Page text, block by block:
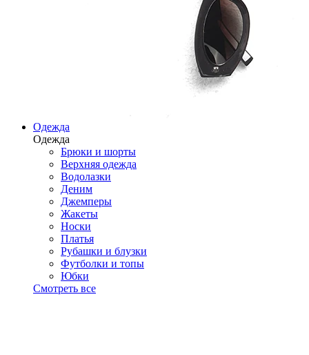
Одежда
Одежда
Брюки и шорты
Верхняя одежда
Водолазки
Деним
Джемперы
Жакеты
Носки
Платья
Рубашки и блузки
Футболки и топы
Юбки
Смотреть все